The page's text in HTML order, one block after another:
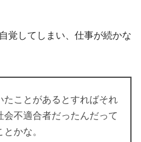
覚してしまい、仕事が続かな
たことがあるとすればそれ
会不適合者だったんだって
とかな。